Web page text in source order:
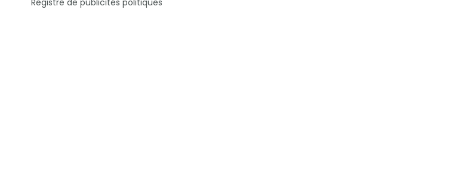
Registre de publicités politiques